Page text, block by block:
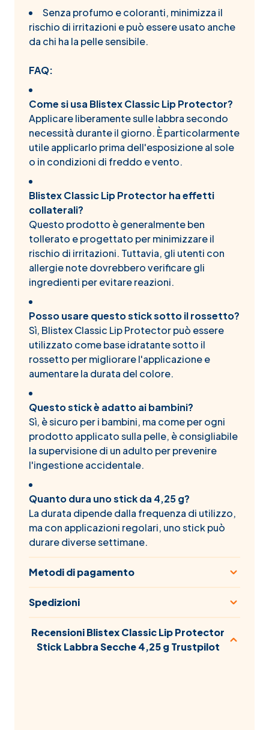
Senza profumo e coloranti, minimizza il
rischio di irritazioni e può essere usato anche
da chi ha la pelle sensibile.
FAQ:
Come si usa Blistex Classic Lip Protector?
Applicare liberamente sulle labbra secondo
necessità durante il giorno. È particolarmente
utile applicarlo prima dell'esposizione al sole
o in condizioni di freddo e vento.
Blistex Classic Lip Protector ha effetti
collaterali?
Questo prodotto è generalmente ben
tollerato e progettato per minimizzare il
rischio di irritazioni. Tuttavia, gli utenti con
allergie note dovrebbero verificare gli
ingredienti per evitare reazioni.
Posso usare questo stick sotto il rossetto?
Sì, Blistex Classic Lip Protector può essere
utilizzato come base idratante sotto il
rossetto per migliorare l'applicazione e
aumentare la durata del colore.
Questo stick è adatto ai bambini?
Sì, è sicuro per i bambini, ma come per ogni
prodotto applicato sulla pelle, è consigliabile
la supervisione di un adulto per prevenire
l'ingestione accidentale.
Quanto dura uno stick da 4,25 g?
La durata dipende dalla frequenza di utilizzo,
ma con applicazioni regolari, uno stick può
durare diverse settimane.
Metodi di pagamento
Spedizioni
Recensioni Blistex Classic Lip Protector
Stick Labbra Secche 4,25 g Trustpilot